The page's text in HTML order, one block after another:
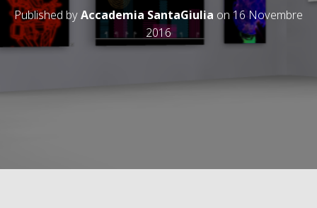
Published byAccademia SantaGiulia on 16 Novembre
2016